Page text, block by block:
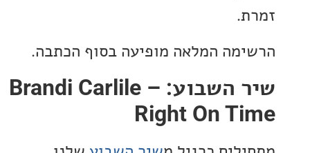
המלאה מופיעה בסוף הכתבה.
שיר השבוע: Brandi Carlile –
Right On